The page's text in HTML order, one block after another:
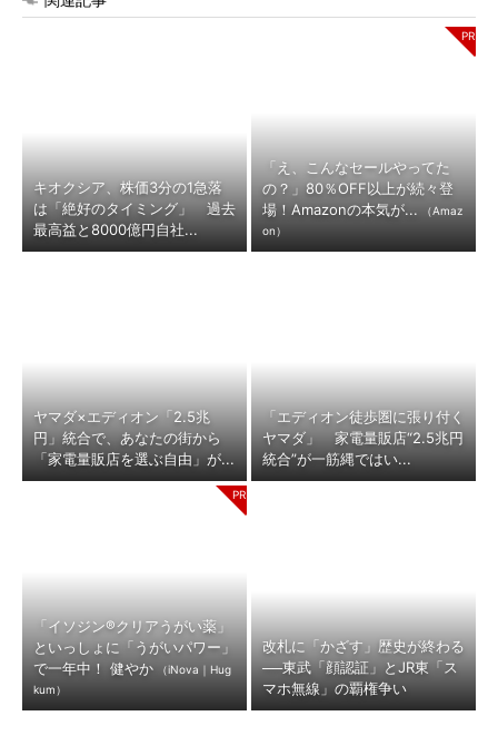
キオクシア、株価3分の1急落
は「絶好のタイミング」 過去
最高益と8000億円自社...
「え、こんなセールやってた
の？」80％OFF以上が続々登
場！Amazonの本気が...
（Amaz
on）
ヤマダ×エディオン「2.5兆
円」統合で、あなたの街から
「家電量販店を選ぶ自由」が...
「エディオン徒歩圏に張り付く
ヤマダ」 家電量販店“2.5兆円
統合”が一筋縄ではい...
「イソジン®クリアうがい薬」
といっしょに「うがいパワー」
で一年中！ 健やか
（iNova｜Hug
kum）
改札に「かざす」歴史が終わる
──東武「顔認証」とJR東「ス
マホ無線」の覇権争い